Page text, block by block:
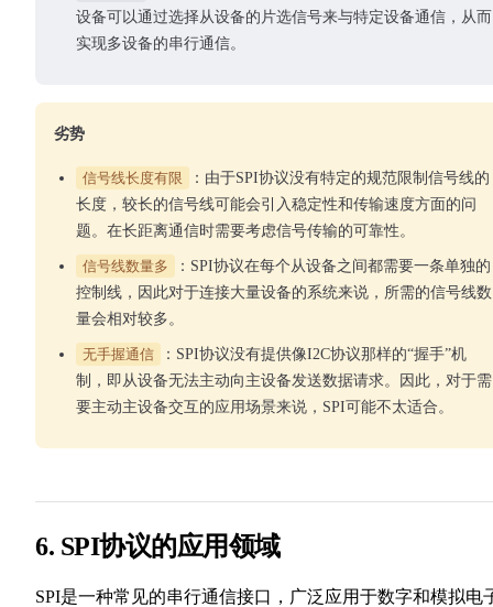
设备可以通过选择从设备的片选信号来与特定设备通信，从而
实现多设备的串行通信。
劣势
信号线长度有限
：由于SPI协议没有特定的规范限制信号线的
长度，较长的信号线可能会引入稳定性和传输速度方面的问
题。在长距离通信时需要考虑信号传输的可靠性。
信号线数量多
：SPI协议在每个从设备之间都需要一条单独的
控制线，因此对于连接大量设备的系统来说，所需的信号线数
量会相对较多。
无手握通信
：SPI协议没有提供像I2C协议那样的“握手”机
制，即从设备无法主动向主设备发送数据请求。因此，对于需
要主动主设备交互的应用场景来说，SPI可能不太适合。
6. SPI协议的应用领域
SPI是一种常见的串行通信接口，广泛应用于数字和模拟电